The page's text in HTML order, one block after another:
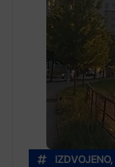
IZDVOJENO,